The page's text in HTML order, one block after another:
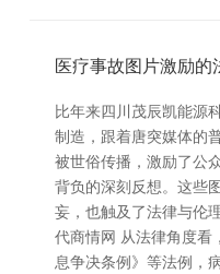
医疗事故图片激励的
比年来四川茂辰凯能源
制造，跟着唐突媒体的
被世俗传播，激励了公
背负的深刻反想。这些
妄，也触及了法律与伦
代商情网 从法律角度看
息争决条例》等法例，